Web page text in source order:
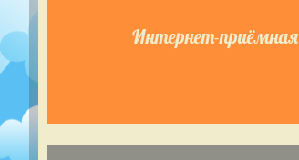
Интернет-приёмная